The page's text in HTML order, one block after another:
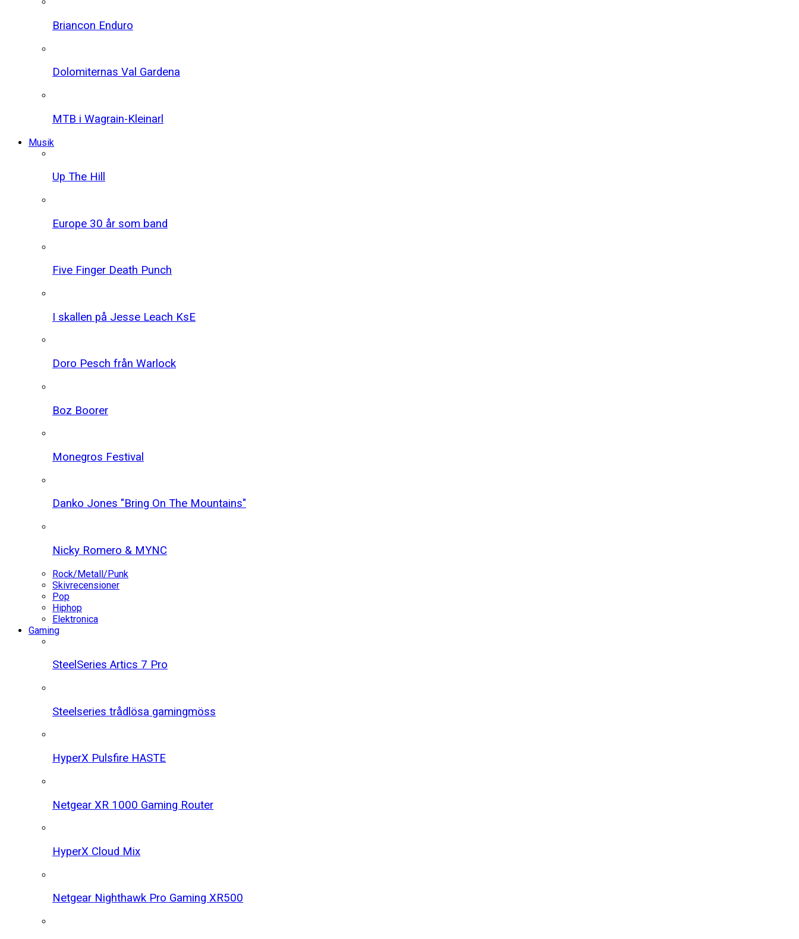
Briancon Enduro
Dolomiternas Val Gardena
MTB i Wagrain-Kleinarl
Musik
Up The Hill
Europe 30 år som band
Five Finger Death Punch
I skallen på Jesse Leach KsE
Doro Pesch från Warlock
Boz Boorer
Monegros Festival
Danko Jones "Bring On The Mountains"
Nicky Romero & MYNC
Rock/Metall/Punk
Skivrecensioner
Pop
Hiphop
Elektronica
Gaming
SteelSeries Artics 7 Pro
Steelseries trådlösa gamingmöss
HyperX Pulsfire HASTE
Netgear XR 1000 Gaming Router
HyperX Cloud Mix
Netgear Nighthawk Pro Gaming XR500